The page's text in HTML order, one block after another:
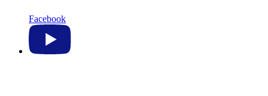
Facebook